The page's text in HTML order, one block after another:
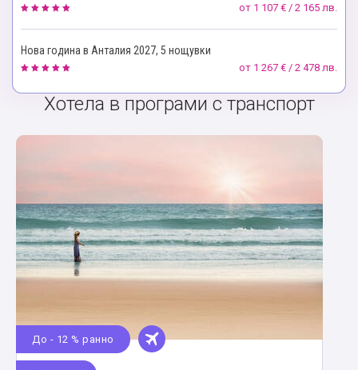
от 1 107 € / 2 165 лв.
Нова година в Анталия 2027, 5 нощувки
от 1 267 € / 2 478 лв.
Хотела в програми с транспорт
До - 12 % ранно